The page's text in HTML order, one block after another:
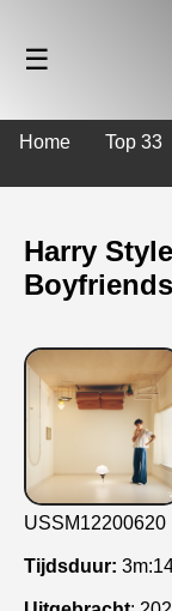
☰
Home Top 33
Harry
Boyfriends
USSM12200620
Tijdsduur: